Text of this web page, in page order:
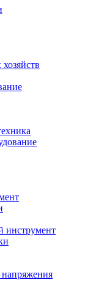
инструмент
напряжения